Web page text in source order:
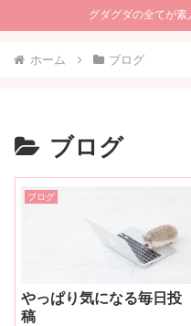
グダグダの全てが
ホーム ブログ
ブログ
ブログ
やっぱり気になる毎日投
稿